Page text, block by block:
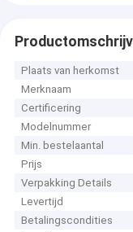
Plaats van herkomst
Merknaam
Certificering
Modelnummer
Min. bestelaantal
Prijs
Verpakking Details
Levertijd
Betalingscondities